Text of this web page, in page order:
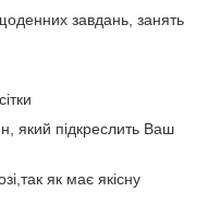
завдань, занять
який підкреслить Ваш
як має якісну